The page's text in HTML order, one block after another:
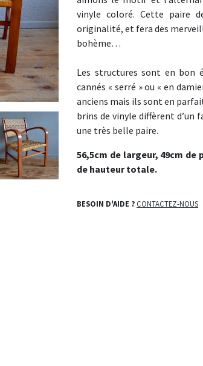
vinyle coloré. Cette paire
originalité, et fera des
bohème…
Les structures sont en bon
cannés « serré » ou « en
anciens mais ils sont en
brins de vinyle diffèrent d’un
une très belle paire.
56,5cm de largeur, 49cm de
de hauteur totale.
BESOIN D'AIDE ?CONTACTEZ-NOUS